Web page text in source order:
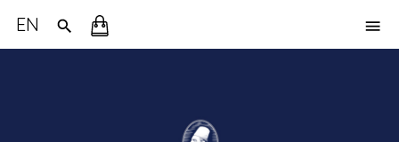
EN